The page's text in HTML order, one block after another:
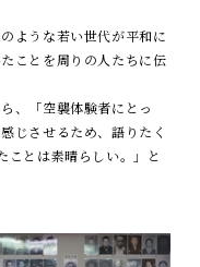
ような若い世代が平和に
ことを周りの人たちに伝
、「空襲体験者にとっ
じさせるため、語りたく
ことは素晴らしい。」と